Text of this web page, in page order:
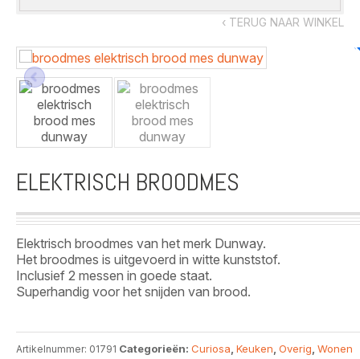
‹ TERUG NAAR WINKEL
ELEKTRISCH BROODMES
Elektrisch broodmes van het merk Dunway.
Het broodmes is uitgevoerd in witte kunststof.
Inclusief 2 messen in goede staat.
Superhandig voor het snijden van brood.
Artikelnummer: 01791 Categorieën: Curiosa Keuken Overig Wonen